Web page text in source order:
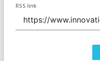
RSS link